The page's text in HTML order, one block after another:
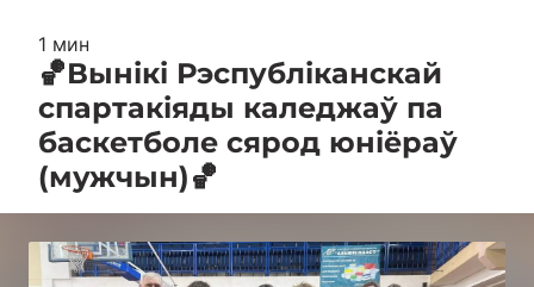
1 мин
🏀Вынікі Рэспубліканскай
спартакіяды каледжаў па
баскетболе сярод юніёраў
(мужчын)🏀